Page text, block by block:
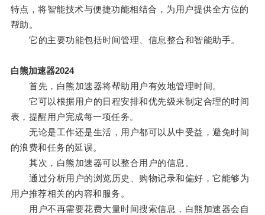
特点，将智能技术与便捷功能相结合，为用户提供全方位的
帮助。
它的主要功能包括时间管理、信息整合和智能助手。
白熊加速器2024
首先，白熊加速器将帮助用户有效地管理时间。
它可以根据用户的日程安排和优先级来制定合理的时间
表，提醒用户完成每一项任务。
无论是工作还是生活，用户都可以从中受益，避免时间
的浪费和任务的延误。
其次，白熊加速器可以整合用户的信息。
通过分析用户的浏览历史、购物记录和偏好，它能够为
用户推荐相关的内容和服务。
用户不再需要花费大量时间搜索信息，白熊加速器会自